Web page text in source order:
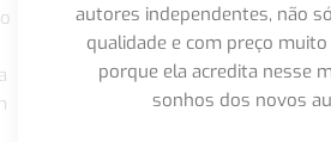
autores independentes, não
qualidade e com preço muito
porque ela acredita nesse
sonhos dos novos